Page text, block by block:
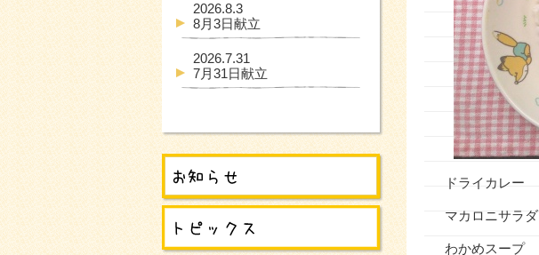
ドライカレー
マカロニサラダ
わかめスープ
2026.8.3
8月3日献立
2026.7.31
7月31日献立